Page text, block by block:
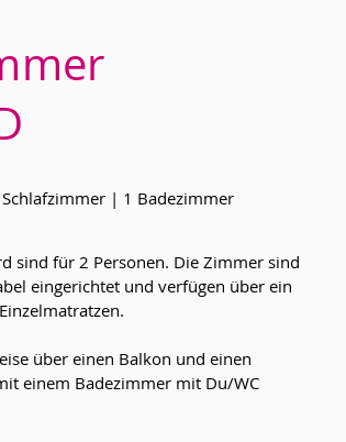
| 1 Badezimmer
sind für 2 Personen. Die Zimmer sind
eingerichtet und verfügen über ein
über einen Balkon und einen
einem Badezimmer mit Du/WC